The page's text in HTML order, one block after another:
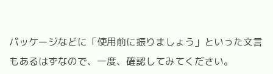
パッケージなどに「使用前に振りましょう」といった文言
もあるはずなので、一度、確認してみてください。